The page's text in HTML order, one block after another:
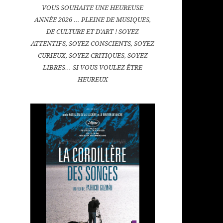
VOUS SOUHAITE UNE HEUREUSE
ANNÉE 2026 … PLEINE DE MUSIQUES,
DE CULTURE ET D'ART ! SOYEZ
ATTENTIFS, SOYEZ CONSCIENTS, SOYEZ
CURIEUX, SOYEZ CRITIQUES, SOYEZ
LIBRES… SI VOUS VOULEZ ÊTRE
HEUREUX